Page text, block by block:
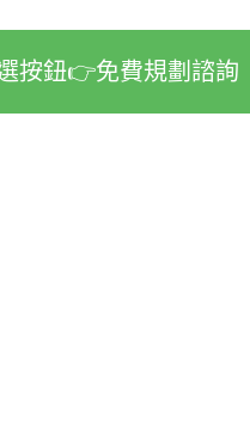
按鈕👉免費規劃諮詢